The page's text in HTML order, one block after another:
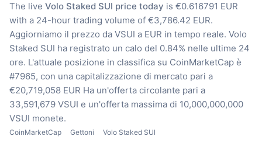
The live Volo Staked SUI price today is €0.616791 EUR
with a 24-hour trading volume of €3,786.42 EUR.
Aggiorniamo il prezzo da VSUI a EUR in tempo reale. Volo
Staked SUI ha registrato un calo del 0.84% nelle ultime 24
ore. L'attuale posizione in classifica su CoinMarketCap è
#7965, con una capitalizzazione di mercato pari a
€20,719,058 EUR Ha un'offerta circolante pari a
33,591,679 VSUI e un'offerta massima di 10,000,000,000
VSUI monete.
CoinMarketCap Gettoni Volo Staked SUI